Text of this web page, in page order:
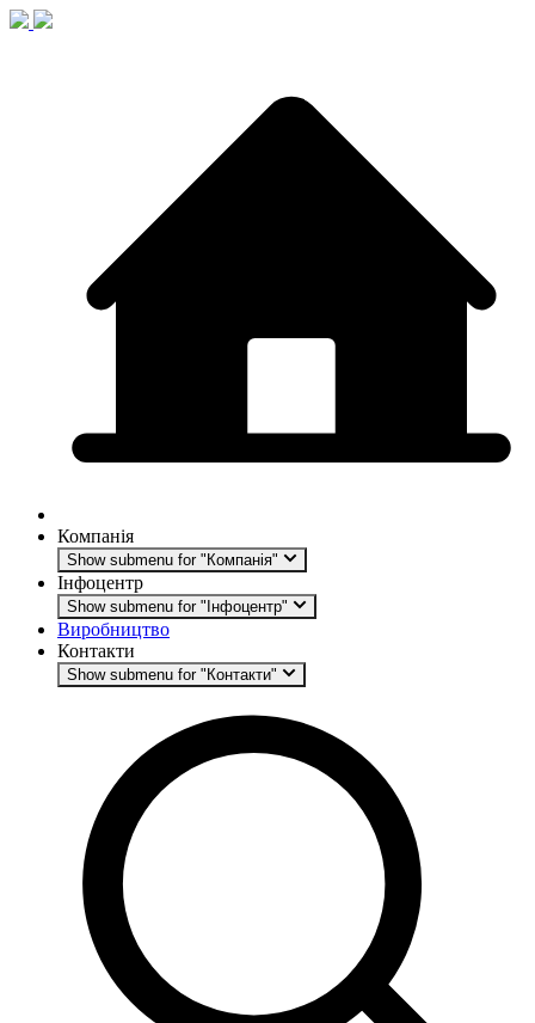
Компанія
Show submenu for "Компанія"
Інфоцентр
Show submenu for "Інфоцентр"
Виробництво
Контакти
Show submenu for "Контакти"